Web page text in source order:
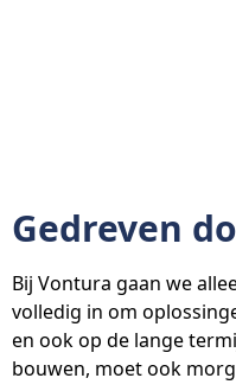
Gedreven
Bij Vontura gaan we
volledig in om
en ook op de lange
bouwen, moet ook